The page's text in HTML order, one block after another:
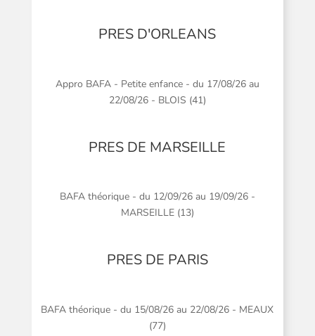
PRES D'ORLEANS
Appro BAFA - Petite enfance - du 17/08/26 au
22/08/26 - BLOIS (41)
PRES DE MARSEILLE
BAFA théorique - du 12/09/26 au 19/09/26 -
MARSEILLE (13)
PRES DE PARIS
BAFA théorique - du 15/08/26 au 22/08/26 - MEAUX
(77)